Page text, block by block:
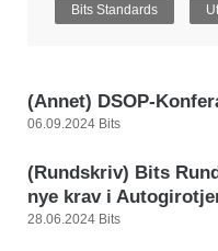
Bits Standards
(Annet) DSOP-
06.09.2024 Bits
(Rundskriv) Bits
nye krav i
28.06.2024 Bits